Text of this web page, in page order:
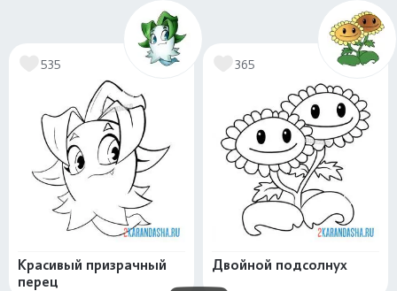
535
Красивый призрачный
перец
365
Двойной подсолнух